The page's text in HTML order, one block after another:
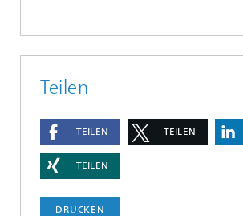
Teilen
TEILEN TEILEN
TEILEN
DRUCKEN